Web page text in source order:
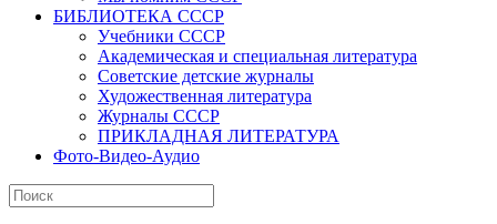
БИБЛИОТЕКА СССР
Учебники СССР
Академическая и специальная литература
Советские детские журналы
Художественная литература
Журналы СССР
ПРИКЛАДНАЯ ЛИТЕРАТУРА
Фото-Видео-Аудио